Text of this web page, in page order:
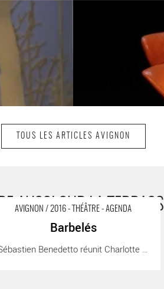
TOUS LES ARTICLES AVIGNON
AUSSI SUR LA
AVIGNON / 2016 - THÉÂTRE - AGENDA
Barbelés
Sébastien Benedetto réunit Charlotte Adrien, [...]
Théâtre des Carmes